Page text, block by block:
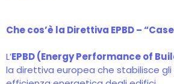
Che cos’è la Direttiva EPBD –
L’EPBD (Energy Performance of
la direttiva europea che stabilisce